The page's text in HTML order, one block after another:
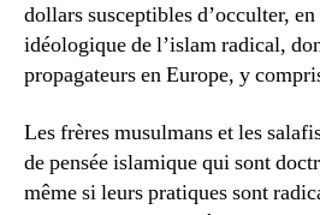
dollars susceptibles d’occulter,
idéologique de l’islam radical,
propagateurs en Europe, y
Les frères musulmans et les
de pensée islamique qui sont
même si leurs pratiques sont